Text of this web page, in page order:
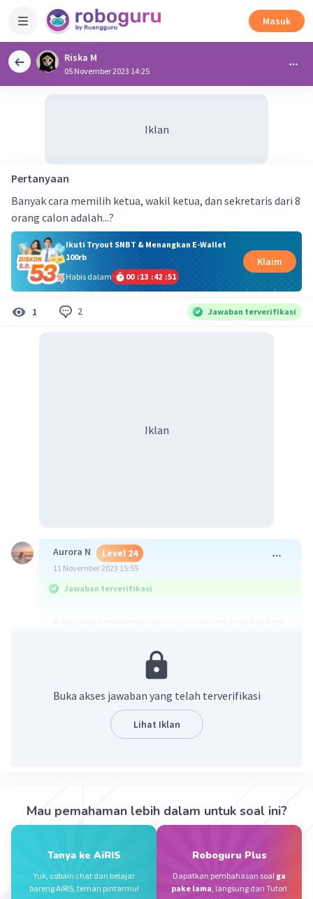
Masuk
Riska M
05 November 2023 14:25
Iklan
Pertanyaan
Banyak cara memilih ketua, wakil ketua, dan sekretaris dari 8
orang calon adalah...?
Ikuti Tryout SNBT & Menangkan E-Wallet
100rb
Habis dalam
00 :13 :42 :51
Klaim
1 2 Jawaban terverifikasi
Iklan
Aurora N Level 24
11 November 2023 15:55
Jawaban terverifikasi
8P3 = 8! /(8-3)!
8P3 = 8.7.6.5! /5!
8P3 = 336 cara
05 November 2023 14:42
8C3= 8!/3!×(8-3)!=8!/3!
Buka akses jawaban yang telah terverifikasi
Lihat Iklan
Mau pemahaman lebih dalam untuk soal ini?
Tanya ke AiRIS
Yuk, cobain chat dan belajar
bareng AiRIS, teman pintarmu!
Roboguru Plus
Dapatkan pembahasan soal ga
pake lama, langsung dari Tutor!